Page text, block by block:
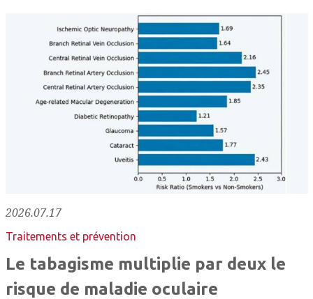
2026.07.17
Traitements et prévention
Le tabagisme multiplie par deux le
risque de maladie oculaire